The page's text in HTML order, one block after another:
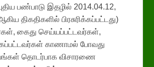
பண்பாடு இதழில் 2014.04.12,
திகதிகளில் பிரசுரிக்கப்பட்டது)
கைது செய்யப்பட்டவர்கள்,
காணாமல் போவது
தொடர்பாக விசாரணை